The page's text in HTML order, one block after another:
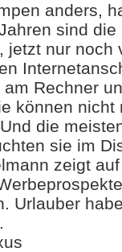
anders,
sind
jetzt nur noch
Rechner
können nicht
die
sie im
zeigt
Urlauber